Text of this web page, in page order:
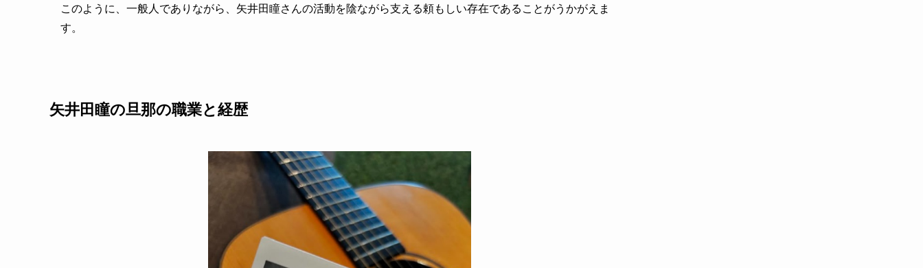
このように、一般人でありながら、矢井田瞳さんの活動を陰ながら支える頼もしい存在であることがうかがえま
す。
矢井田瞳の旦那の職業と経歴